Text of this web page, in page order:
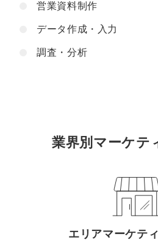
営業資料制作
データ作成・入力
調査・分析
業界別マーケテ
エリアマーケテ